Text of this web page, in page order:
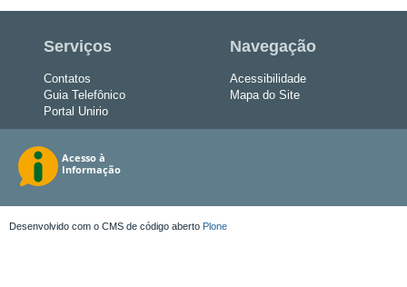
Serviços
Contatos
Guia Telefônico
Portal Unirio
Navegação
Acessibilidade
Mapa do Site
Desenvolvido com o CMS de código aberto Plone